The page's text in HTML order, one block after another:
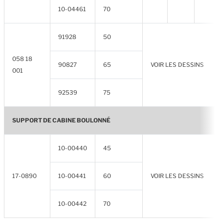
10-04461 70
058 18
001
91928 50
VOIR LES DESSINS
90827 65
92539 75
SUPPORT DE CABINE BOULONNÉ
17-0890
10-00440 45
VOIR LES DESSINS
10-00441 60
10-00442 70